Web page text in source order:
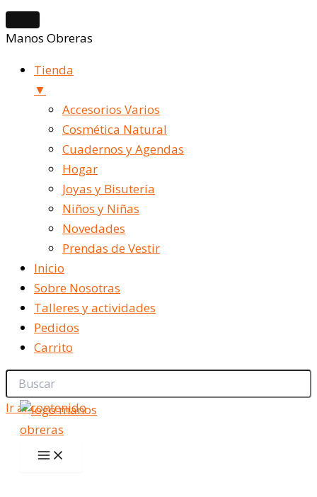
Manos Obreras
Tienda
▼
Accesorios Varios
Cosmética Natural
Cuadernos y Agendas
Hogar
Joyas y Bisutería
Niños y Niñas
Novedades
Prendas de Vestir
Inicio
Sobre Nosotras
Talleres y actividades
Pedidos
Carrito
Ir al contenido